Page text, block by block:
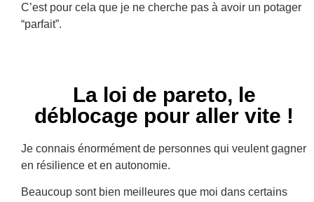
C’est pour cela que je ne cherche pas à avoir un potager
“parfait”.
La loi de pareto, le
déblocage pour aller vite !
Je connais énormément de personnes qui veulent gagner
en résilience et en autonomie.
Beaucoup sont bien meilleures que moi dans certains